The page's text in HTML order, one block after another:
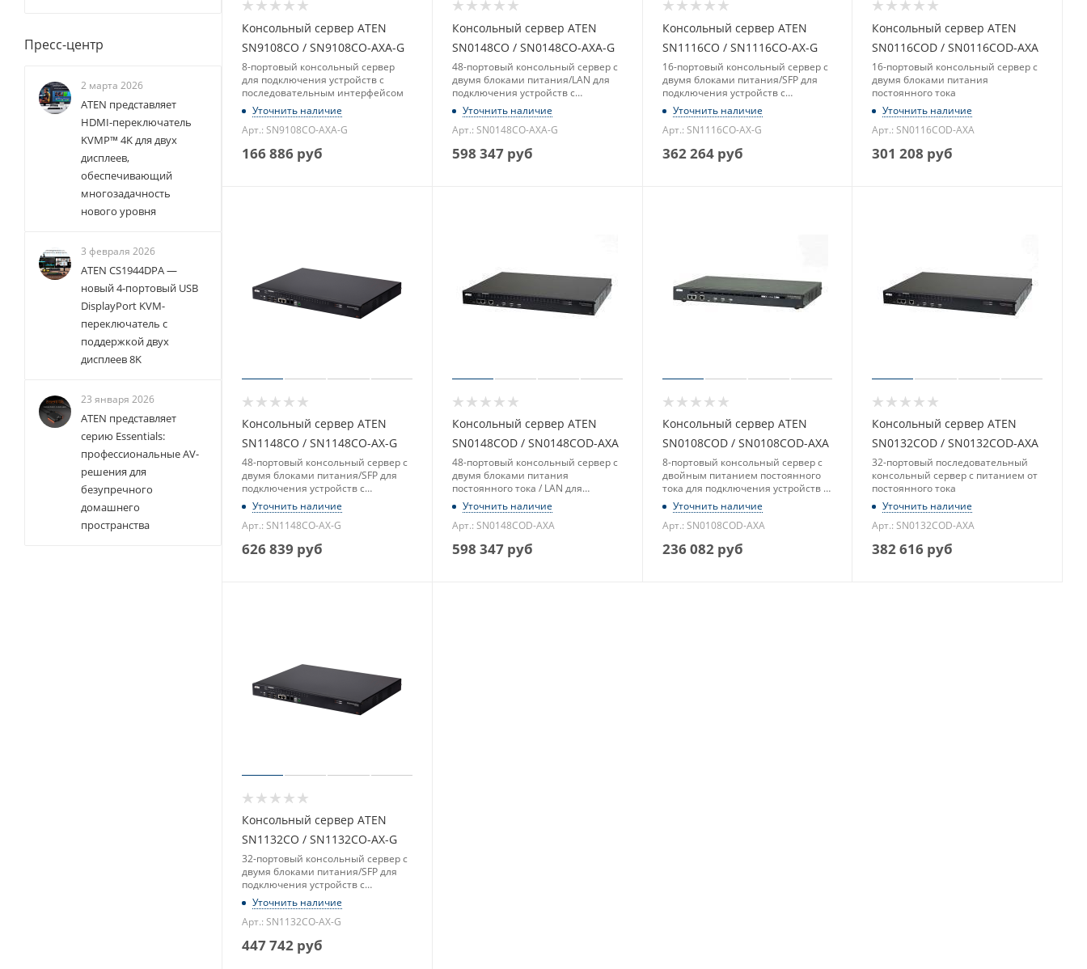
Консольный сервер ATEN
SN9108CO / SN9108CO-AXA-G
8-портовый консольный сервер
для подключения устройств с
последовательным интерфейсом
Уточнить наличие
Арт.: SN9108CO-AXA-G
166 886 руб
Консольный сервер ATEN
SN0148CO / SN0148CO-AXA-G
48-портовый консольный сервер с
двумя блоками питания/LAN для
подключения устройств с
последовательным интерфейсом
Уточнить наличие
Арт.: SN0148CO-AXA-G
598 347руб
Консольный сервер ATEN
SN1116CO / SN1116CO-AX-G
16-портовый консольный сервер с
двумя блоками питания/SFP для
подключения устройств с
последовательным интерфейсом
Уточнить наличие
Арт.: SN1116CO-AX-G
362 264руб
Консольный сервер ATEN
SN0116COD / SN0116COD-AXA
16-портовый консольный сервер с
двумя блоками питания
постоянного тока
Уточнить наличие
Арт.: SN0116COD-AXA
301 208 руб
Консольный сервер ATEN
SN1148CO / SN1148CO-AX-G
48-портовый консольный сервер с
двумя блоками питания/SFP для
подключения устройств с
последовательным интерфейсом
Уточнить наличие
Арт.: SN1148CO-AX-G
626 839 руб
Консольный сервер ATEN
SN0148COD / SN0148COD-AXA
48-портовый консольный сервер с
двумя блоками питания
постоянного тока / LAN для
подключения устройств с
последовательным интерфейсом,
работа от переменного тока
Уточнить наличие
Арт.: SN0148COD-AXA
598 347руб
Консольный сервер ATEN
SN0108COD / SN0108COD-AXA
8-портовый консольный сервер с
двойным питанием постоянного
тока для подключения устройств с
последовательным интерфейсом
Уточнить наличие
Арт.: SN0108COD-AXA
236 082руб
Консольный сервер ATEN
SN0132COD / SN0132COD-AXA
32-портовый последовательный
консольный сервер с питанием от
постоянного тока
Уточнить наличие
Арт.: SN0132COD-AXA
382 616 руб
Консольный сервер ATEN
SN1132CO / SN1132CO-AX-G
32-портовый консольный сервер с
двумя блоками питания/SFP для
подключения устройств с
последовательным интерфейсом
Уточнить наличие
Арт.: SN1132CO-AX-G
447 742 руб
Пресс-центр
2 марта 2026
ATEN представляет
HDMI-переключатель
KVMP™ 4K для двух
дисплеев,
обеспечивающий
многозадачность
нового уровня
3 февраля 2026
ATEN CS1944DPA —
новый 4-портовый USB
DisplayPort KVM-
переключатель с
поддержкой двух
дисплеев 8K
23 января 2026
ATEN представляет
серию Essentials:
профессиональные AV-
решения для
безупречного
домашнего
пространства